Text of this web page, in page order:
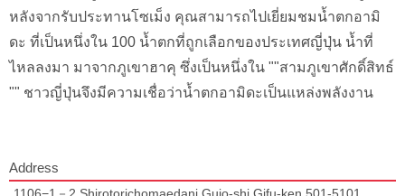
หลังจากรับประทานโซเม็ง คุณสามารถไปเยี่ยมชมน้ำตกอามิ
ดะ ที่เป็นหนึ่งใน 100 น้ำตกที่ถูกเลือกของประเทศญี่ปุ่น น้ำที่
ไหลลงมา มาจากภูเขาฮาคุ ซึ่งเป็นหนึ่งใน ""สามภูเขาศักดิ์สิทธ์
"" ชาวญี่ปุ่นจึงมีความเชื่อว่าน้ำตกอามิดะเป็นแหล่งพลังงาน
Address